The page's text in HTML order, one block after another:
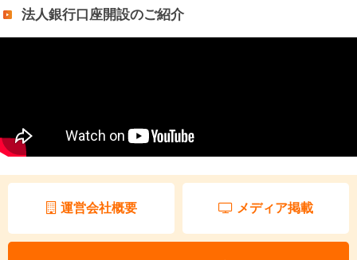
法人銀行口座開設のご紹介
運営会社概要 メディア掲載